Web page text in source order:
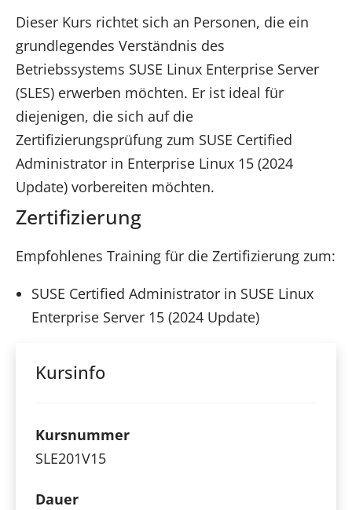
Dieser Kurs richtet sich an Personen, die ein
grundlegendes Verständnis des
Betriebssystems SUSE Linux Enterprise Server
(SLES) erwerben möchten. Er ist ideal für
diejenigen, die sich auf die
Zertifizierungsprüfung zum SUSE Certified
Administrator in Enterprise Linux 15 (2024
Update) vorbereiten möchten.
Zertifizierung
Empfohlenes Training für die Zertifizierung zum:
SUSE Certified Administrator in SUSE Linux
Enterprise Server 15 (2024 Update)
Kursinfo
Kursnummer
SLE201V15
Dauer